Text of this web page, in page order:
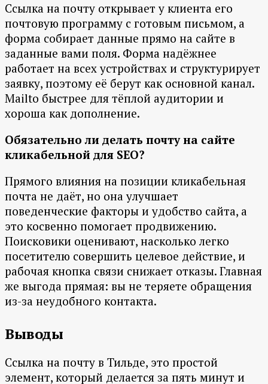
Ссылка на почту открывает у клиента его
почтовую программу с готовым письмом, а
форма собирает данные прямо на сайте в
заданные вами поля. Форма надёжнее
работает на всех устройствах и структурирует
заявку, поэтому её берут как основной канал.
Mailto быстрее для тёплой аудитории и
хороша как дополнение.
Обязательно ли делать почту на сайте
кликабельной для SEO?
Прямого влияния на позиции кликабельная
почта не даёт, но она улучшает
поведенческие факторы и удобство сайта, а
это косвенно помогает продвижению.
Поисковики оценивают, насколько легко
посетителю совершить целевое действие, и
рабочая кнопка связи снижает отказы. Главная
же выгода прямая: вы не теряете обращения
из-за неудобного контакта.
Выводы
Ссылка на почту в Тильде, это простой
элемент, который делается за пять минут и